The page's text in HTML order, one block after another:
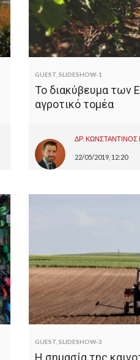
GUEST ,SLIDESHOW-1
Το διακύβευμα των
αγροτικό τομέα
ΔΡ. ΚΩΝΣΤΑΝΤΙΝΟΣ
22/05/2019, 12:20
GUEST ,SLIDESHOW-3
Η σημασία της